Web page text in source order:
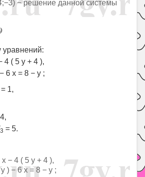
− решение данной системы
уравнений:
4 ( 5 y + 4 ),
6 x = 8 − y ;
= 1,
3 = 5.
− 4 ( 5 y + 4 ),
− 6 x = 8 − y ;